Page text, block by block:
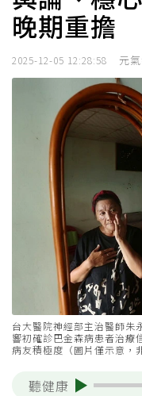
晚期重擔
2025-12-05 12:28:58 元
台大醫院神經部主治醫師朱
響初確診巴金森病患者治療
病友積極度（圖片僅示意，
聽健康